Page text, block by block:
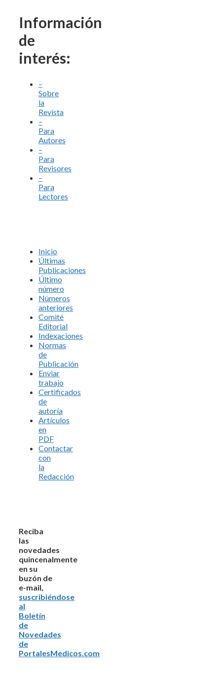
Información
de
interés:
–
Sobre
la
Revista
–
Para
Autores
–
Para
Revisores
–
Para
Lectores
Inicio
Últimas
Publicaciones
Último
número
Números
anteriores
Comité
Editorial
Indexaciones
Normas
de
Publicación
Enviar
trabajo
Certificados
de
autoría
Artículos
en
PDF
Contactar
con
la
Redacción
Reciba
las
novedades
quincenalmente
en su
buzón de
e-mail,
suscribiéndose
al
Boletín
de
Novedades
de
PortalesMedicos.com